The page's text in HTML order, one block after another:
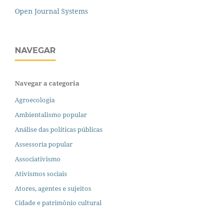
Open Journal Systems
NAVEGAR
Navegar a categoria
Agroecologia
Ambientalismo popular
Análise das políticas públicas
Assessoria popular
Associativismo
Ativismos sociais
Atores, agentes e sujeitos
Cidade e patrimônio cultural